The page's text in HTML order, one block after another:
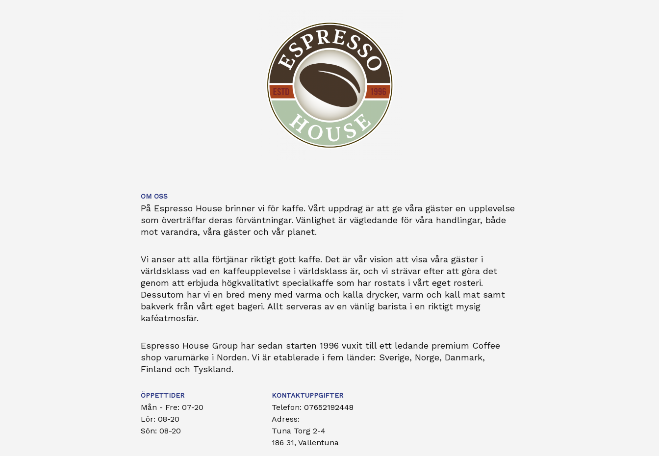
OM OSS
På Espresso House brinner vi för kaffe. Vårt uppdrag är att ge våra gäster en upplevelse
som överträffar deras förväntningar. Vänlighet är vägledande för våra handlingar, både
mot varandra, våra gäster och vår planet.
Vi anser att alla förtjänar riktigt gott kaffe. Det är vår vision att visa våra gäster i
världsklass vad en kaffeupplevelse i världsklass är, och vi strävar efter att göra det
genom att erbjuda högkvalitativt specialkaffe som har rostats i vårt eget rosteri.
Dessutom har vi en bred meny med varma och kalla drycker, varm och kall mat samt
bakverk från vårt eget bageri. Allt serveras av en vänlig barista i en riktigt mysig
kaféatmosfär.
Espresso House Group har sedan starten 1996 vuxit till ett ledande premium Coffee
shop varumärke i Norden. Vi är etablerade i fem länder: Sverige, Norge, Danmark,
Finland och Tyskland.
ÖPPETTIDER
Mån - Fre: 07-20
Lör: 08-20
Sön: 08-20
KONTAKTUPPGIFTER
Telefon: 07652192448
Adress:
Tuna Torg 2-4
186 31, Vallentuna